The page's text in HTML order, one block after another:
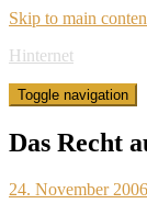
Skip to main
Hinternet
Toggle navigation
Das Recht
24. November 2006